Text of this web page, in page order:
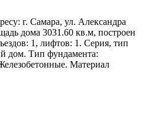
г. Самара, ул. Александра
дома 3031.60 кв.м, построен
1, лифтов: 1. Серия, тип
дом. Тип фундамента:
Материал